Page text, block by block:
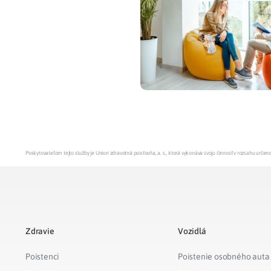
Zdravotné
Prečo Union
Poskytovateľom tejto služby je Union zdravotná poisťovňa, a. s., ktorá vykonáva svoju činnosť v rozsahu
Zdravie
Poistenci
Vozidlá
Poistenie osobného auta